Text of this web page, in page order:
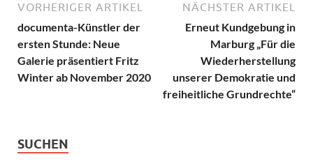
VORHERIGER ARTIKEL
documenta-Künstler der
ersten Stunde: Neue
Galerie präsentiert Fritz
Winter ab November 2020
NÄCHSTER ARTIKEL
Erneut Kundgebung in
Marburg „Für die
Wiederherstellung
unserer Demokratie und
freiheitliche Grundrechte“
SUCHEN